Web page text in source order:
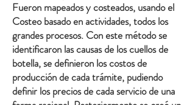
Fueron mapeados y costeados, usando el
Costeo basado en actividades, todos los
grandes procesos. Con este método se
identificaron las causas de los cuellos de
botella, se definieron los costos de
producción de cada trámite, pudiendo
definir los precios de cada servicio de una